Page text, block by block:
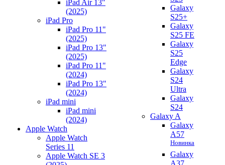
iPad Air 13"
(2025)
iPad Pro
iPad Pro 11"
(2025)
iPad Pro 13"
(2025)
iPad Pro 11"
(2024)
iPad Pro 13"
(2024)
iPad mini
iPad mini
(2024)
Apple Watch
Apple Watch
Series 11
Apple Watch SE 3
Galaxy
S25+
Galaxy
S25 FE
Galaxy
S25
Edge
Galaxy
S24
Ultra
Galaxy
S24
Galaxy A
Galaxy
A57
Новинка
Galaxy